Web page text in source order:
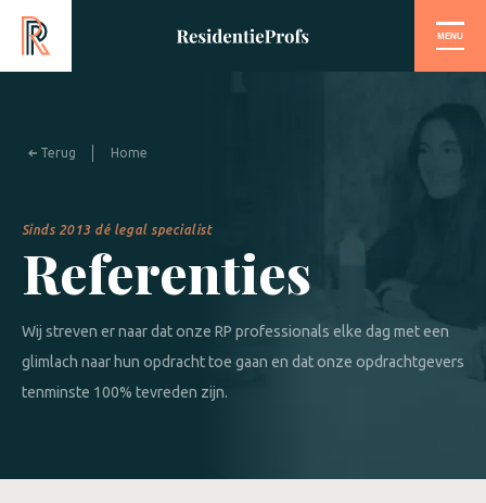
MENU
Terug Home
Sinds 2013 dé legal specialist
Referenties
Wij streven er naar dat onze RP professionals elke dag met een
glimlach naar hun opdracht toe gaan en dat onze opdrachtgevers
tenminste 100% tevreden zijn.